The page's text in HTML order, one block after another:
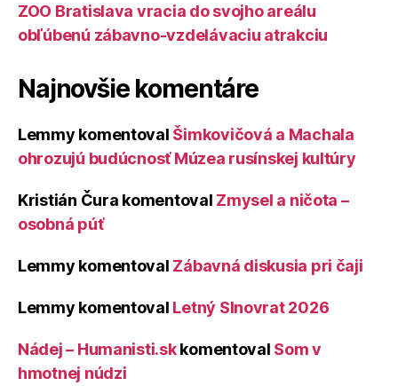
ZOO Bratislava vracia do svojho areálu
obľúbenú zábavno-vzdelávaciu atrakciu
Najnovšie komentáre
Lemmy komentoval Šimkovičová a Machala
ohrozujú budúcnosť Múzea rusínskej kultúry
Kristián Čura komentoval Zmysel a ničota –
osobná púť
Lemmy komentoval Zábavná diskusia pri čaji
Lemmy komentoval Letný Slnovrat 2026
Nádej – Humanisti.skkomentoval Som v
hmotnej núdzi